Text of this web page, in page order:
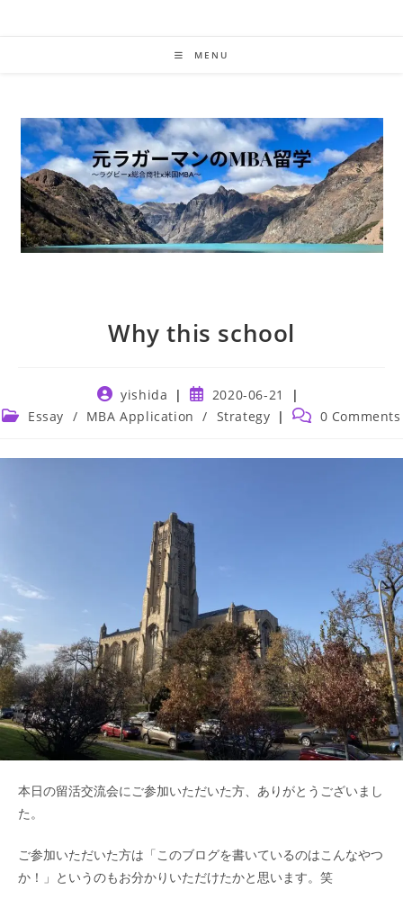
MENU
Why this school
Post
author:
yishida
Post
published:
2020-06-21
Post Essay / MBA Application / Strategy
Post 0 Comments
本日の留活交流会にご参加いただいた方、ありがとうございまし
た。
ご参加いただいた方は「このブログを書いているのはこんなやつ
か！」というのもお分かりいただけたかと思います。笑